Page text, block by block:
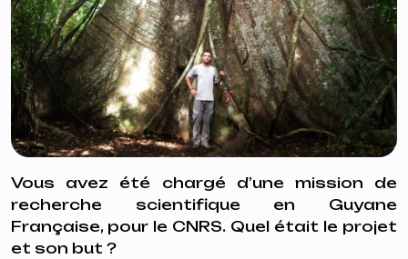
Vous avez été chargé d’une mission de
recherche scientifique en Guyane
Française, pour le CNRS. Quel était le projet
et son but ?